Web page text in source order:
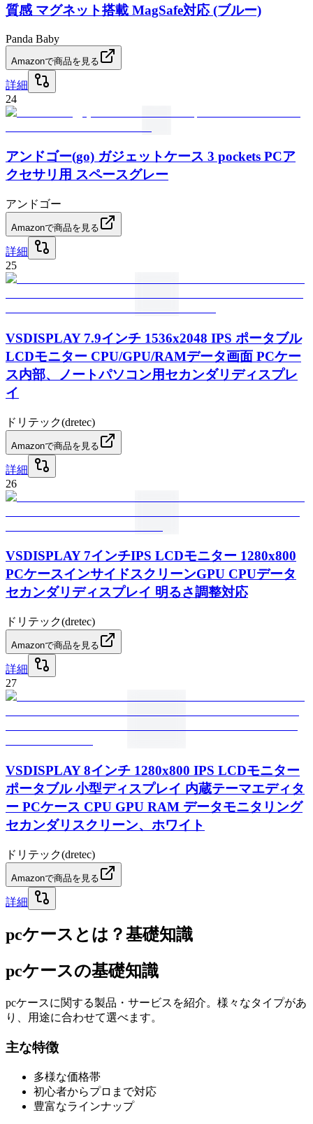
質感 マグネット搭載 MagSafe対応 (ブルー)
Panda Baby
Amazonで商品を見る
詳細
24
アンドゴー(go) ガジェットケース 3 pockets PCア
クセサリ用 スペースグレー
アンドゴー
Amazonで商品を見る
詳細
25
VSDISPLAY 7.9インチ 1536x2048 IPS ポータブル
LCDモニター CPU/GPU/RAMデータ画面 PCケー
ス内部、ノートパソコン用セカンダリディスプレ
イ
ドリテック(dretec)
Amazonで商品を見る
詳細
26
VSDISPLAY 7インチIPS LCDモニター 1280x800
PCケースインサイドスクリーンGPU CPUデータ
セカンダリディスプレイ 明るさ調整対応
ドリテック(dretec)
Amazonで商品を見る
詳細
27
VSDISPLAY 8インチ 1280x800 IPS LCDモニター
ポータブル 小型ディスプレイ 内蔵テーマエディタ
ー PCケース CPU GPU RAM データモニタリング
セカンダリスクリーン、ホワイト
ドリテック(dretec)
Amazonで商品を見る
詳細
pcケースとは？基礎知識
pcケースの基礎知識
pcケースに関する製品・サービスを紹介。様々なタイプがあ
り、用途に合わせて選べます。
主な特徴
多様な価格帯
初心者からプロまで対応
豊富なラインナップ